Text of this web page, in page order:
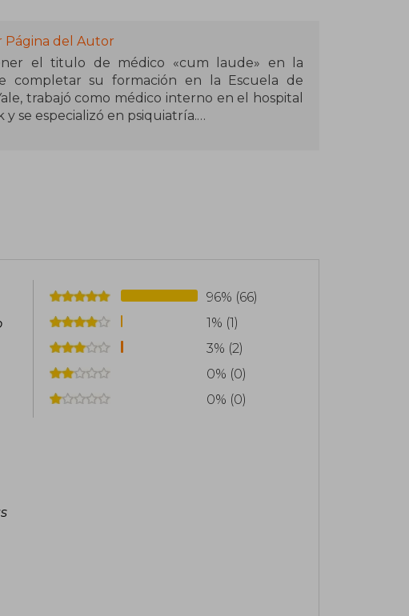
Página del Autor
el titulo de médico «cum laude» en la
completar su formación en la Escuela de
trabajó como médico interno en el hospital
se especializó en psiquiatría.
96% (66)
1% (1)
3% (2)
0% (0)
0% (0)